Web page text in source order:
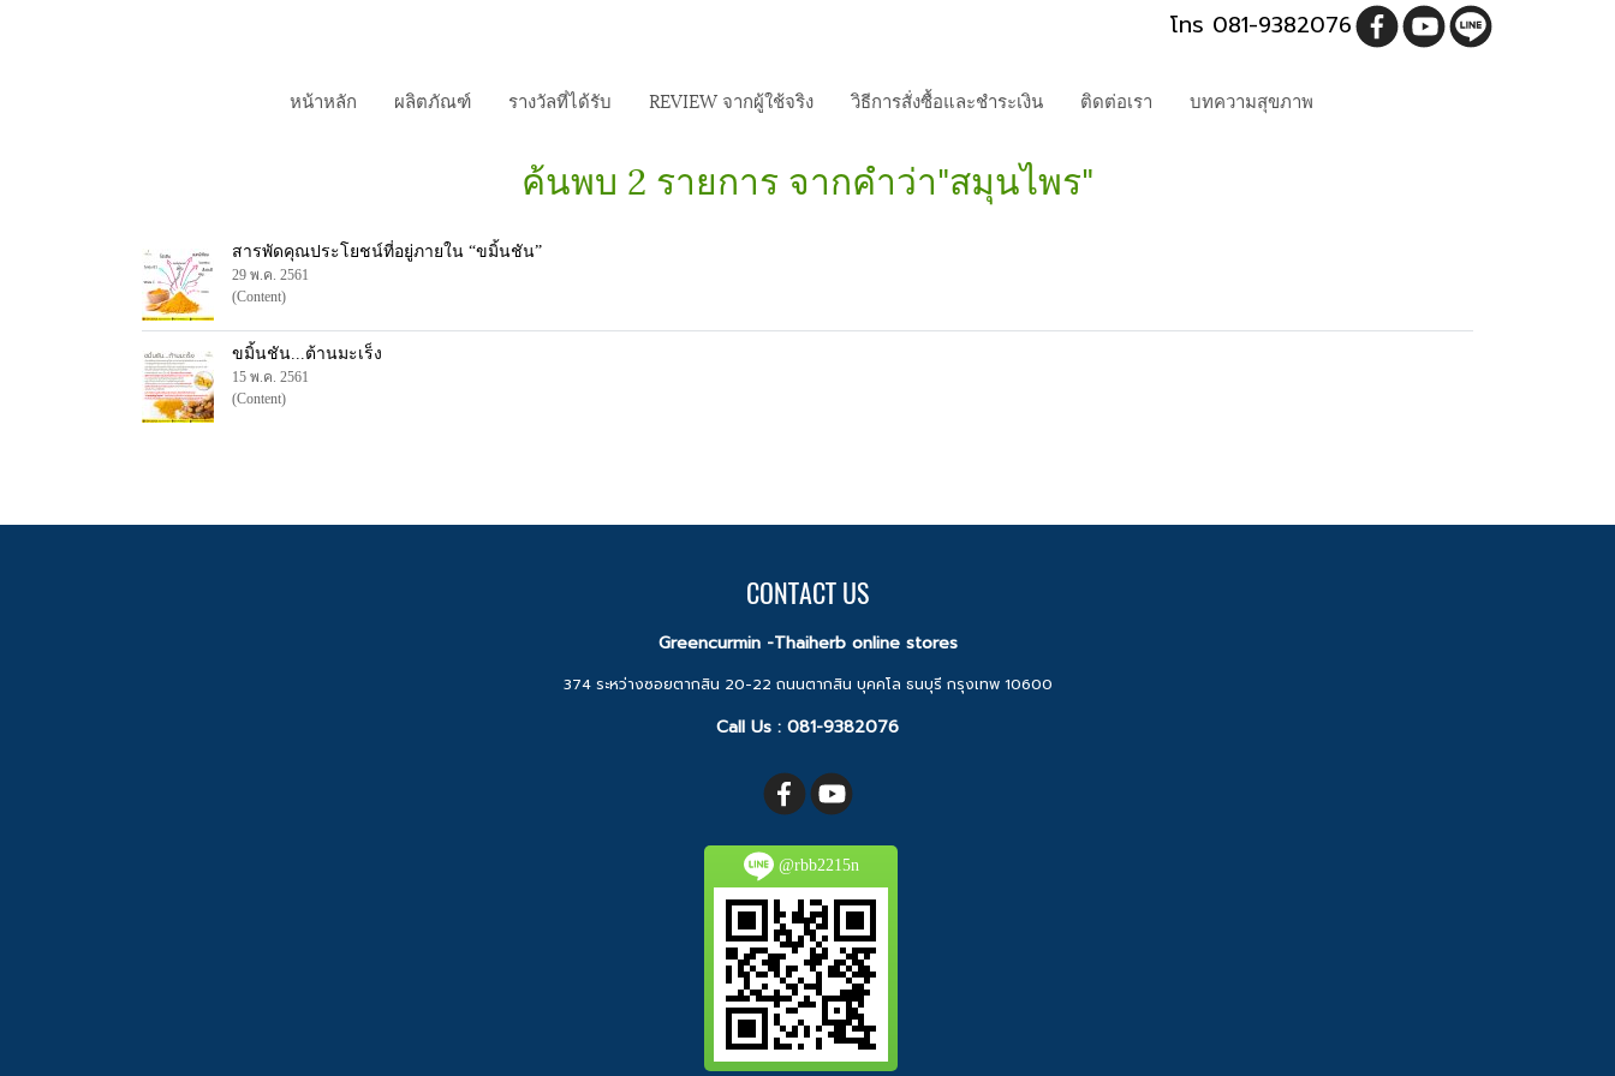
โทร 081-9382076
หน้าหลัก ผลิตภัณฑ์ รางวัลที่ได้รับ REVIEW จากผู้ใช้จริง วิธีการสั่งซื้อและชำระเงิน ติดต่อเรา บทความสุขภาพ
ค้นพบ 2 รายการ จากคำว่า"สมุนไพร"
สารพัดคุณประโยชน์ที่อยู่ภายใน “ขมิ้นชัน”
29 พ.ค. 2561
(Content)
ขมิ้นชัน...ต้านมะเร็ง
15 พ.ค. 2561
(Content)
CONTACT US
Greencurmin -Thaiherb online stores
374 ระหว่างซอยตากสิน 20-22 ถนนตากสิน บุคคโล ธนบุรี กรุงเทพ 10600
Call Us : 081-9382076
@rbb2215n